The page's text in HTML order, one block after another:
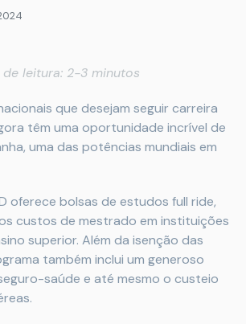
leitura: 2-3 minutos
que desejam seguir carreira
têm uma oportunidade incrível de
uma das potências mundiais em
oferece bolsas de estudos full ride,
custos de mestrado em instituições
superior. Além da isenção das
também inclui um generoso
saúde e até mesmo o custeio